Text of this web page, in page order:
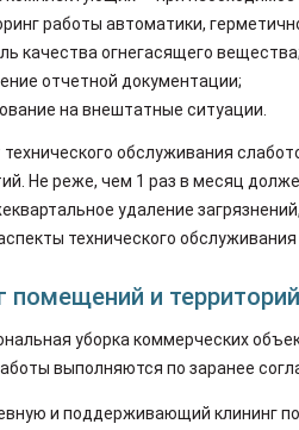
работы автоматики,
качества огнегасящего вещества;
отчетной документации;
на внештатные ситуации.
технического обслуживания
Не реже, чем 1 раз в месяц
удаление
технического
помещений и территорий
уборка коммерческих
выполняются по заранее
и поддерживающий клининг